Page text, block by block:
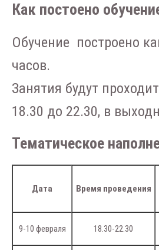
Как постоено
Обучение построено
часов.
Занятия будут
18.30 до 22.30, в
Тематическое
Дата Время проведения
9-10 февраля 18.30-22.30